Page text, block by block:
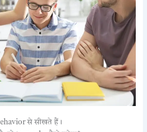
से सीखते हैं।